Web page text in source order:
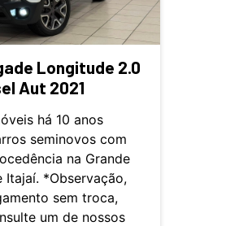
Longitude 2.0
Aut 2021
há 10 anos
seminovos com
na Grande
Itajaí. *Observação,
sem troca,
um de nossos